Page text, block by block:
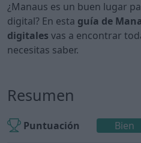
¿Manaus es un buen lugar
digital? En esta guía de
digitales vas a encontrar
necesitas saber.
Resumen
Puntuación Bien